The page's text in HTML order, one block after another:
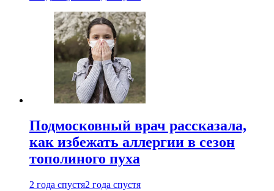
Подмосковный врач рассказала,
как избежать аллергии в сезон
тополиного пуха
2 года спустя2 года спустя